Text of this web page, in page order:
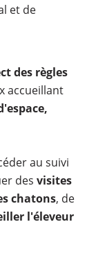
et de
des règles
accueillant
au suivi
des visites
chatons, de
l'éleveur